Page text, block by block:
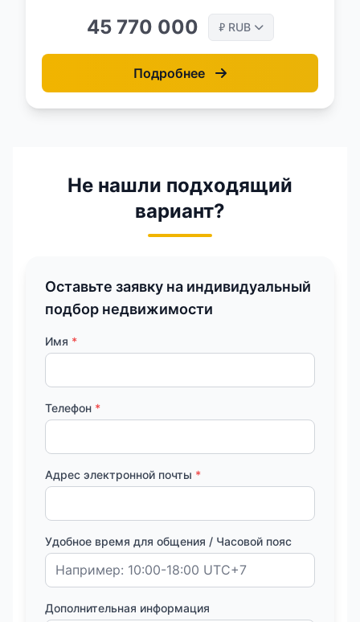
45 770 000 ₽ RUB
Подробнее
Не нашли подходящий
вариант?
Оставьте заявку на индивидуальный
подбор недвижимости
Имя *
Телефон *
Адрес электронной почты *
Удобное время для общения / Часовой пояс
Дополнительная информация